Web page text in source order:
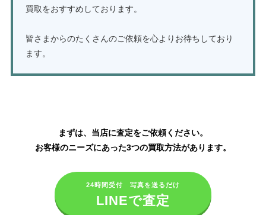
買取をおすすめしております。
皆さまからのたくさんのご依頼を心よりお待ちしており
ます。
まずは、当店に査定をご依頼ください。
お客様のニーズにあった3つの買取方法があります。
24時間受付 写真を送るだけ
LINEで査定